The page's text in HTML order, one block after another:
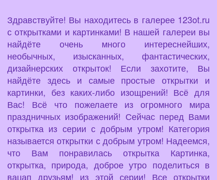
Здравствуйте! Вы находитесь в галерее 123ot.ru
с открытками и картинками! В нашей галереи вы
найдёте очень много интереснейших,
необычных, изысканных, фантастических,
дизайнерских открыток! Если захотите, Вы
найдёте здесь и самые простые открытки и
картинки, без каких-либо изощрений! Всё для
Вас! Всё что пожелаете из огромного мира
праздничных изображений! Сейчас перед Вами
открытка из серии с добрым утром! Категория
называется открытки с добрым утром! Надеемся,
что Вам понравилась открытка Картинка,
открытка, природа, доброе утро поделиться в
вацап друзьям! из этой серии! Все открытки